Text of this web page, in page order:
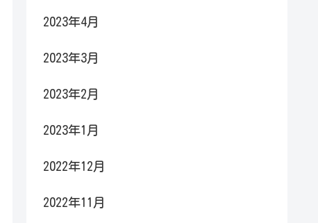
2023年4月
2023年3月
2023年2月
2023年1月
2022年12月
2022年11月